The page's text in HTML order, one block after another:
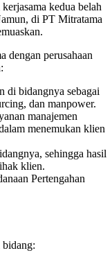
kedua belah
di PT Mitratama
dengan perusahaan
di bidangnya sebagai
dan manpower.
manajemen
menemukan klien
sehingga hasil
klien.
Pertengahan